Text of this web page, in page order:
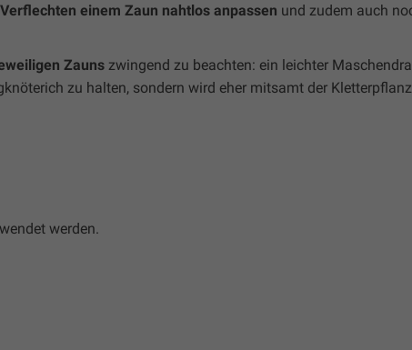
einem Zaun nahtlos anpassen und zudem auch
Zauns zwingend zu beachten: ein leichter
zu halten, sondern wird eher mitsamt der
werden.